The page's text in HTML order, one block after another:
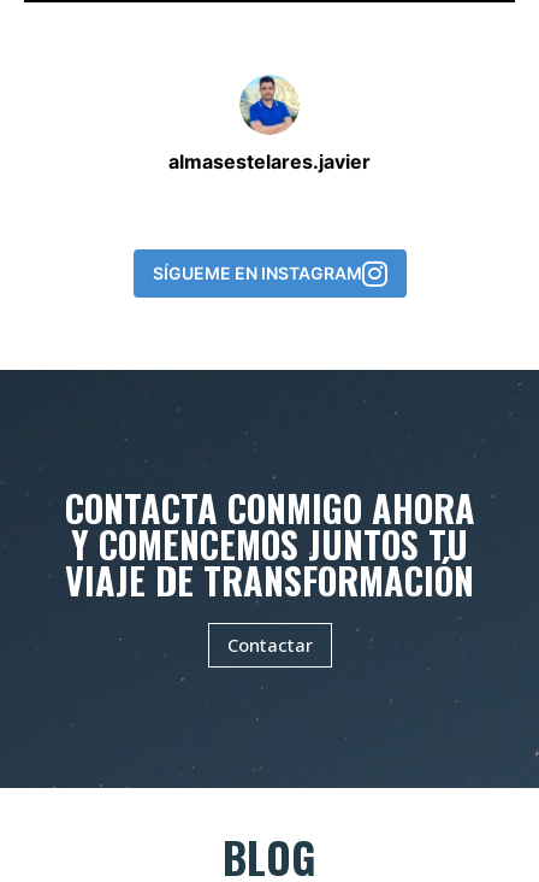
almasestelares.javier
SÍGUEME EN INSTAGRAM
CONTACTA CONMIGO AHORA
Y COMENCEMOS JUNTOS TU
VIAJE DE TRANSFORMACIÓN
Contactar
BLOG